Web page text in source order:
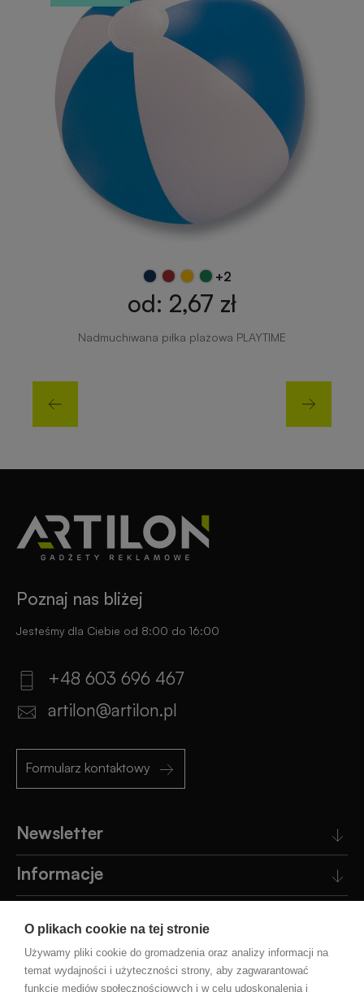
O plikach cookie na tej stronie
Używamy pliki cookie do gromadzenia oraz analizy informacji na
temat wydajności i użyteczności strony, aby zagwarantować
funkcje mediów społecznościowych i w celu udoskonalenia i
+2
od: 2,67 zł
Nadmuchiwana piłka plażowa PLAYTIME
Poznaj nas bliżej
Jesteśmy dla Ciebie od 8:00 do 16:00
+48 603 696 467
artilon@artilon.pl
Formularz kontaktowy
Newsletter
Informacje
Pomoc